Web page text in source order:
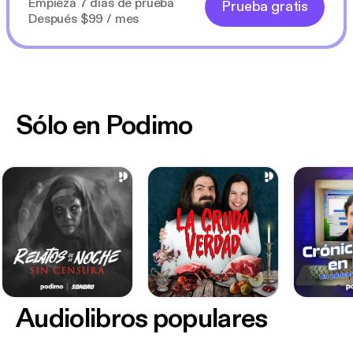
Empieza 7 días de prueba
Después $99 / mes
Prueba gratis
Sólo en Podimo
Audiolibros populares